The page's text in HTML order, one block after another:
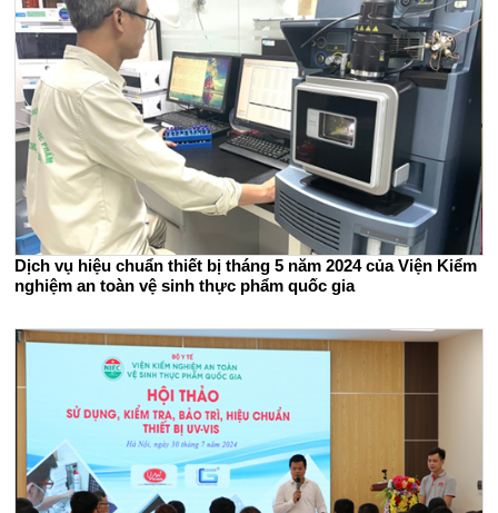
Dịch vụ hiệu chuẩn thiết bị tháng 5 năm 2024 của Viện Kiểm
nghiệm an toàn vệ sinh thực phẩm quốc gia